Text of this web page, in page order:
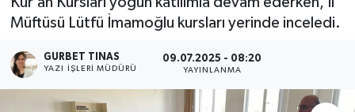
Müftüsü Lütfü İmamoğlu kursları yerinde inceledi.
GURBET TINAS
YAZI İŞLERI MÜDÜRÜ
09.07.2025 - 08:20
YAYINLANMA